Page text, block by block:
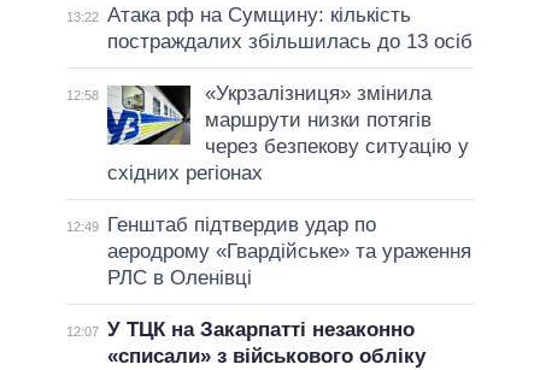
13:22 Атака рф на Сумщину: кількість
постраждалих збільшилась до 13 осіб
12:58
«Укрзалізниця» змінила
маршрути низки потягів
через безпекову ситуацію у
східних регіонах
12:49
Генштаб підтвердив удар по
аеродрому «Гвардійське» та ураження
РЛС в Оленівці
12:07 У ТЦК на Закарпатті незаконно
«списали» з військового обліку